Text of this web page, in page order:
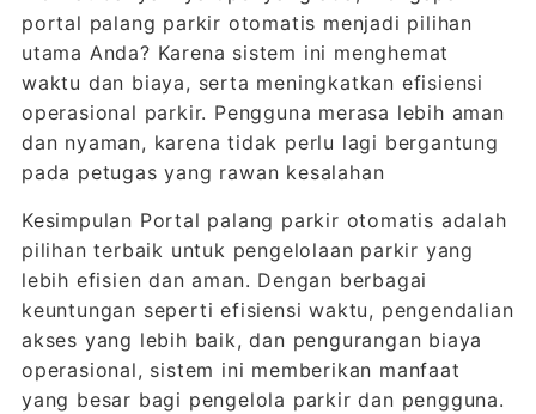
portal palang parkir otomatis menjadi pilihan
utama Anda? Karena sistem ini menghemat
waktu dan biaya, serta meningkatkan efisiensi
operasional parkir. Pengguna merasa lebih aman
dan nyaman, karena tidak perlu lagi bergantung
pada petugas yang rawan kesalahan
Kesimpulan Portal palang parkir otomatis adalah
pilihan terbaik untuk pengelolaan parkir yang
lebih efisien dan aman. Dengan berbagai
keuntungan seperti efisiensi waktu, pengendalian
akses yang lebih baik, dan pengurangan biaya
operasional, sistem ini memberikan manfaat
yang besar bagi pengelola parkir dan pengguna.